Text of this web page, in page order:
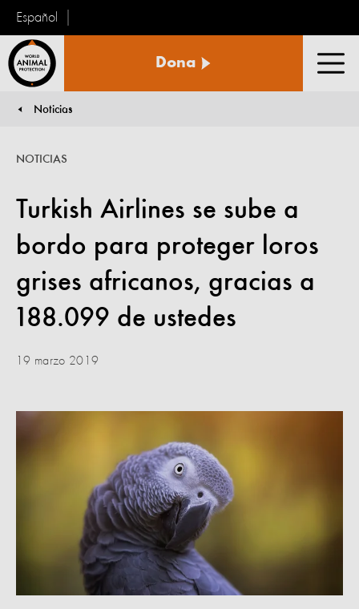
Español
Animal
Dona
Noticias
Turkish Airlines se sube a
bordo para proteger loros
grises africanos, gracias a
188.099 de ustedes
NOTICIAS
19 marzo 2019